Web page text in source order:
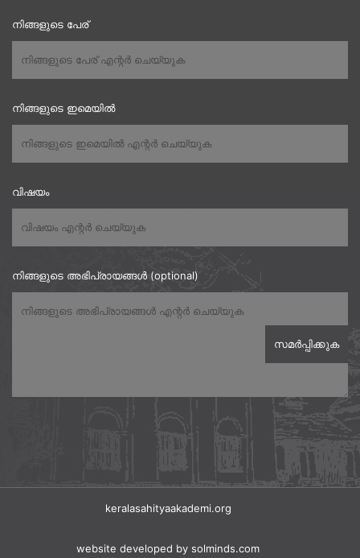
നിങ്ങളുടെ പേര്
നിങ്ങളുടെ ഇമെയിൽ
വിഷയം
നിങ്ങളുടെ അഭിപ്രായങ്ങൾ (optional)
keralasahityaakademi.org
website developed by solminds.com